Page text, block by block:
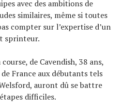
avec des ambitions de
similaires, même si toutes
compter sur l’expertise d’un
sprinteur.
de Cavendish, 38 ans,
France aux débutants tels
auront dû se battre
difficiles.